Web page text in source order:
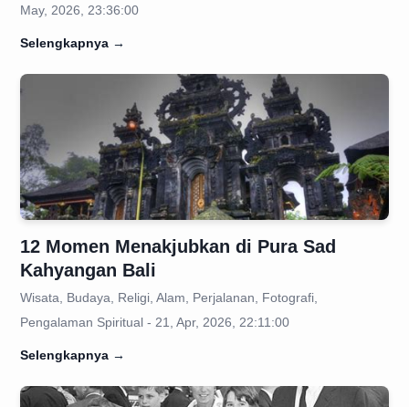
May, 2026, 23:36:00
Selengkapnya →
12 Momen Menakjubkan di Pura Sad
Kahyangan Bali
Wisata, Budaya, Religi, Alam, Perjalanan, Fotografi,
Pengalaman Spiritual - 21, Apr, 2026, 22:11:00
Selengkapnya →